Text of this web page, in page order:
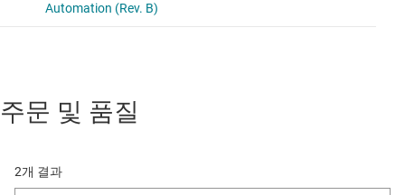
주문 및 품질